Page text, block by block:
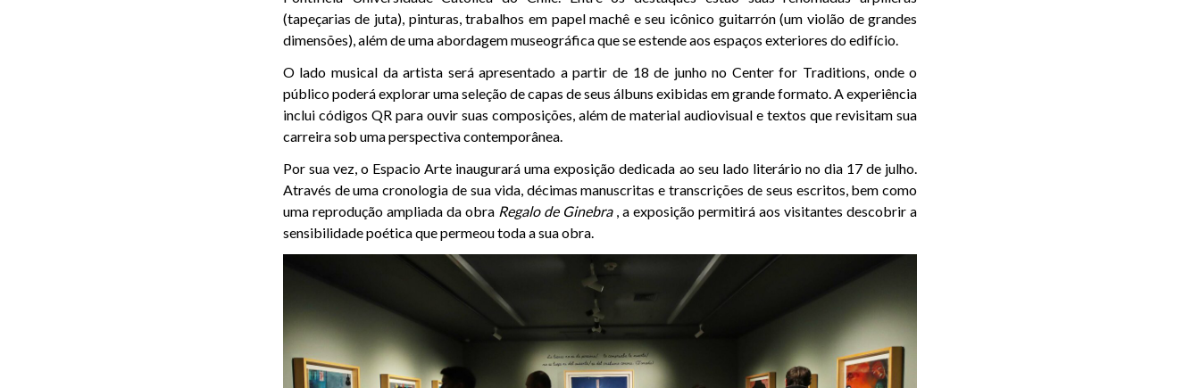
(tapeçarias de juta), pinturas, trabalhos em papel machê e seu icônico guitarrón (um violão de grandes
dimensões), além de uma abordagem museográfica que se estende aos espaços exteriores do edifício.
O lado musical da artista será apresentado a partir de 18 de junho no Center for Traditions, onde o
público poderá explorar uma seleção de capas de seus álbuns exibidas em grande formato. A experiência
inclui códigos QR para ouvir suas composições, além de material audiovisual e textos que revisitam sua
carreira sob uma perspectiva contemporânea.
Por sua vez, o Espacio Arte inaugurará uma exposição dedicada ao seu lado literário no dia 17 de julho.
Através de uma cronologia de sua vida, décimas manuscritas e transcrições de seus escritos, bem como
uma reprodução ampliada da obra Regalo de Ginebra, a exposição permitirá aos visitantes descobrir a
sensibilidade poética que permeou toda a sua obra.